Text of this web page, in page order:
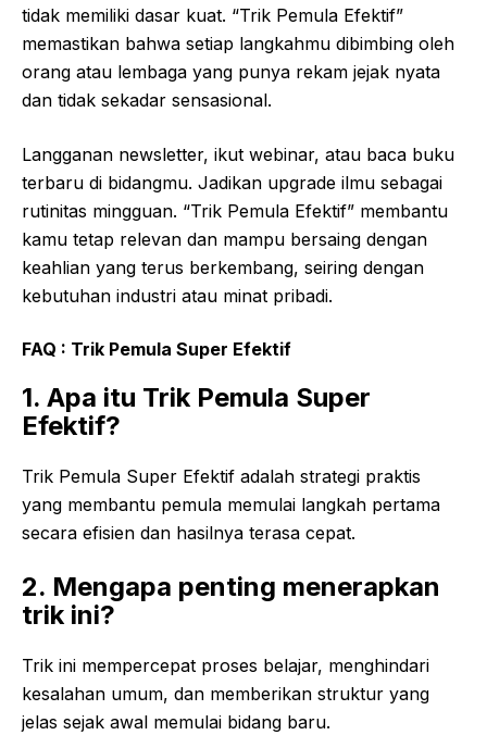
tidak memiliki dasar kuat. “Trik Pemula Efektif”
memastikan bahwa setiap langkahmu dibimbing oleh
orang atau lembaga yang punya rekam jejak nyata
dan tidak sekadar sensasional.
Langganan newsletter, ikut webinar, atau baca buku
terbaru di bidangmu. Jadikan upgrade ilmu sebagai
rutinitas mingguan. “Trik Pemula Efektif” membantu
kamu tetap relevan dan mampu bersaing dengan
keahlian yang terus berkembang, seiring dengan
kebutuhan industri atau minat pribadi.
FAQ : Trik Pemula Super Efektif
1. Apa itu Trik Pemula Super
Efektif?
Trik Pemula Super Efektif adalah strategi praktis
yang membantu pemula memulai langkah pertama
secara efisien dan hasilnya terasa cepat.
2. Mengapa penting menerapkan
trik ini?
Trik ini mempercepat proses belajar, menghindari
kesalahan umum, dan memberikan struktur yang
jelas sejak awal memulai bidang baru.